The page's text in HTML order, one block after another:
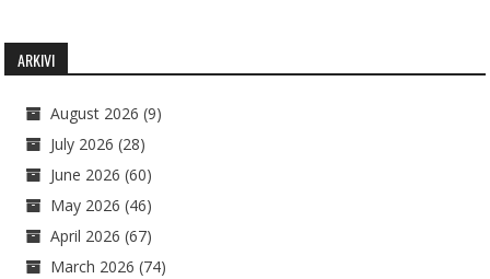
ARKIVI
August 2026 (9)
July 2026 (28)
June 2026 (60)
May 2026 (46)
April 2026 (67)
March 2026 (74)